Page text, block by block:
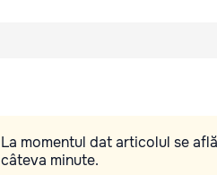
La momentul dat articolul se
câteva minute.